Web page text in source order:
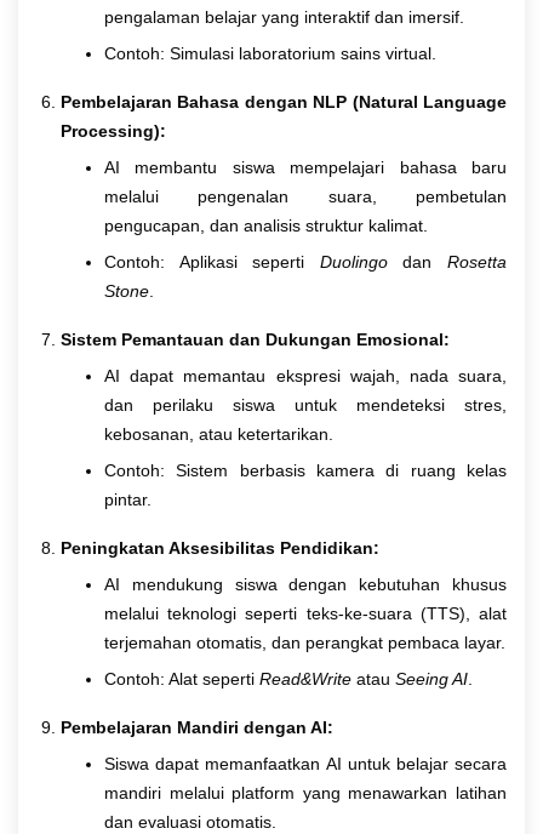
pengalaman belajar yang interaktif dan imersif.
Contoh: Simulasi laboratorium sains virtual.
Pembelajaran Bahasa dengan NLP (Natural Language
Processing):
AI membantu siswa mempelajari bahasa baru
melalui pengenalan suara, pembetulan
pengucapan, dan analisis struktur kalimat.
Contoh: Aplikasi seperti DuolingodanRosetta
Stone.
Sistem Pemantauan dan Dukungan Emosional:
AI dapat memantau ekspresi wajah, nada suara,
dan perilaku siswa untuk mendeteksi stres,
kebosanan, atau ketertarikan.
Contoh: Sistem berbasis kamera di ruang kelas
pintar.
Peningkatan Aksesibilitas Pendidikan:
AI mendukung siswa dengan kebutuhan khusus
melalui teknologi seperti teks-ke-suara (TTS), alat
terjemahan otomatis, dan perangkat pembaca layar.
Contoh: Alat seperti Read&Write atau Seeing AI.
Pembelajaran Mandiri dengan AI:
Siswa dapat memanfaatkan AI untuk belajar secara
mandiri melalui platform yang menawarkan latihan
dan evaluasi otomatis.